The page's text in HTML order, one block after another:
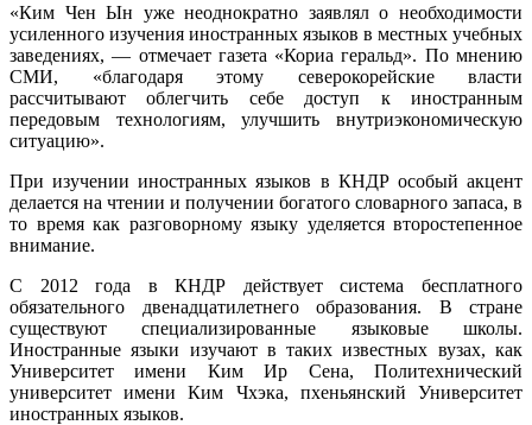
«Ким Чен Ын уже неоднократно заявлял о необходимости
усиленного изучения иностранных языков в местных учебных
заведениях, — отмечает газета «Кориа геральд». По мнению
СМИ, «благодаря этому северокорейские власти
рассчитывают облегчить себе доступ к иностранным
передовым технологиям, улучшить внутриэкономическую
ситуацию».
При изучении иностранных языков в КНДР особый акцент
делается на чтении и получении богатого словарного запаса, в
то время как разговорному языку уделяется второстепенное
внимание.
С 2012 года в КНДР действует система бесплатного
обязательного двенадцатилетнего образования. В стране
существуют специализированные языковые школы.
Иностранные языки изучают в таких известных вузах, как
Университет имени Ким Ир Сена, Политехнический
университет имени Ким Чхэка, пхеньянский Университет
иностранных языков.